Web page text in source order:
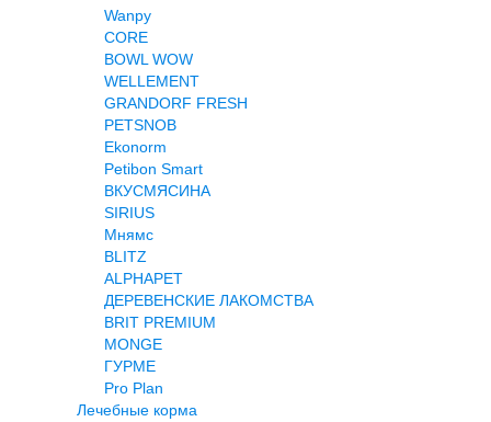
Wanpy
CORE
BOWL WOW
WELLEMENT
GRANDORF FRESH
PETSNOB
Ekonorm
Petibon Smart
ВКУСМЯСИНА
SIRIUS
Мнямс
BLITZ
ALPHAPET
ДЕРЕВЕНСКИЕ ЛАКОМСТВА
BRIT PREMIUM
MONGE
ГУРМЕ
Pro Plan
Лечебные корма